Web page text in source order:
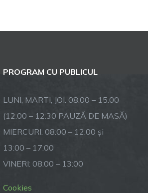
PROGRAM CU PUBLICUL
LUNI, MARTI, JOI: 08:00 – 15:00
(12:00 – 12:30 PAUZĂ DE MASĂ)
MIERCURI: 08:00 – 12:00 și
13:00 – 17:00
VINERI: 08:00 – 13:00
Cookies